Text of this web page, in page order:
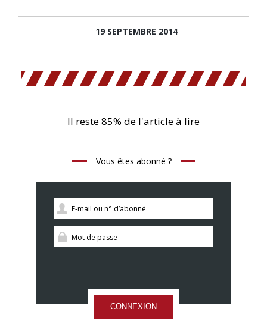
19 SEPTEMBRE 2014
Il reste 85% de l'article à lire
Vous êtes abonné ?
CONNEXION